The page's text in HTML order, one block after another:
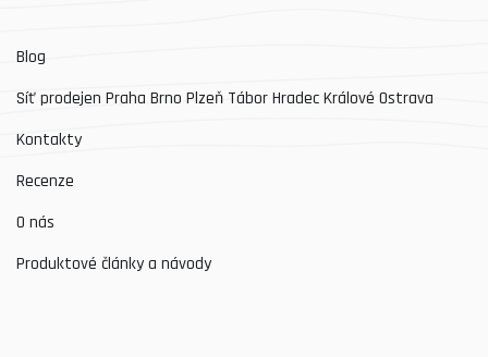
Blog
Síť prodejen Praha Brno Plzeň Tábor Hradec Králové Ostrava
Kontakty
Recenze
O nás
Produktové články a návody